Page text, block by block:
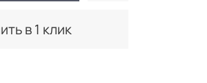
в 1 клик